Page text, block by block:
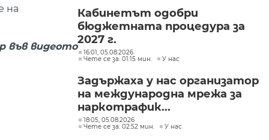
на
във видеото
Кабинетът одобри
бюджетната процедура за
2027 г.
16:01, 05.08.2026
Чете се за: 01:15 мин.
У нас
Задържаха у нас организатор
на международна мрежа за
наркотрафик...
18:05, 05.08.2026
Чете се за: 02:52 мин.
У нас